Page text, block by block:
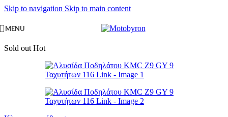
Skip to navigation Skip to main content
MENU
Sold out Hot